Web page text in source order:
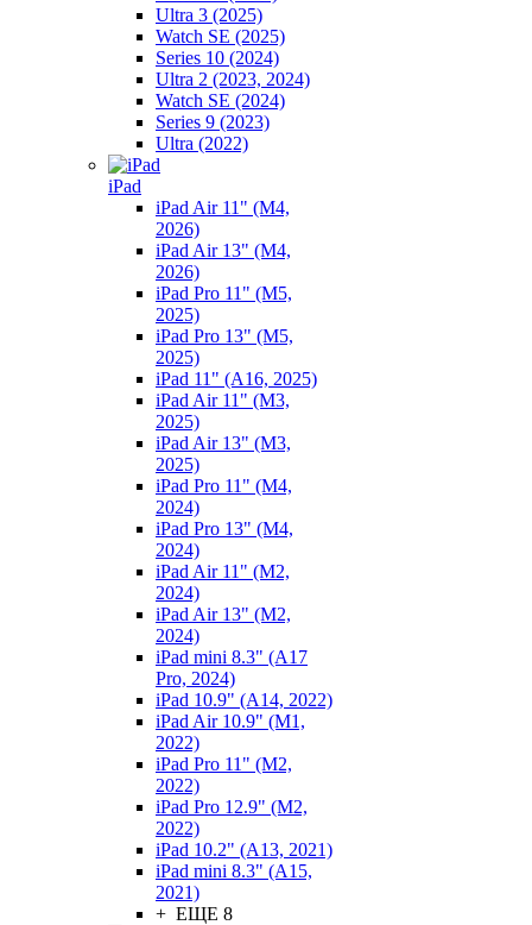
Ultra 3 (2025)
Watch SE (2025)
Series 10 (2024)
Ultra 2 (2023, 2024)
Watch SE (2024)
Series 9 (2023)
Ultra (2022)
iPad
iPad Air 11" (M4,
2026)
iPad Air 13" (M4,
2026)
iPad Pro 11" (M5,
2025)
iPad Pro 13" (M5,
2025)
iPad 11" (A16, 2025)
iPad Air 11" (M3,
2025)
iPad Air 13" (M3,
2025)
iPad Pro 11" (M4,
2024)
iPad Pro 13" (M4,
2024)
iPad Air 11" (M2,
2024)
iPad Air 13" (M2,
2024)
iPad mini 8.3" (A17
Pro, 2024)
iPad 10.9" (A14, 2022)
iPad Air 10.9" (M1,
2022)
iPad Pro 11" (M2,
2022)
iPad Pro 12.9" (M2,
2022)
iPad 10.2" (A13, 2021)
iPad mini 8.3" (A15,
2021)
+ ЕЩЕ 8